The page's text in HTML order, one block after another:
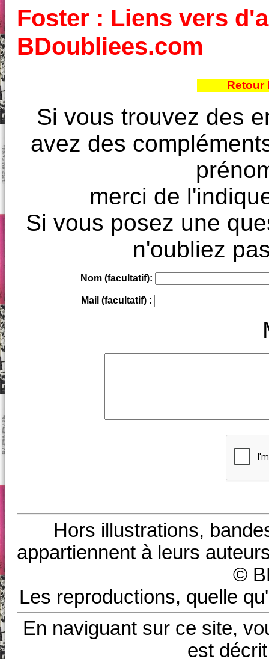
Foster : Liens vers
BDoubliees.com
Retour
Si vous trouvez des
avez des
merci de
Si vous posez une
n'oubliez
Nom (facultatif):
Mail (facultatif) :
Hors illustrations,
appartiennent à leurs
©
Les reproductions, quelle
En naviguant sur ce site,
est